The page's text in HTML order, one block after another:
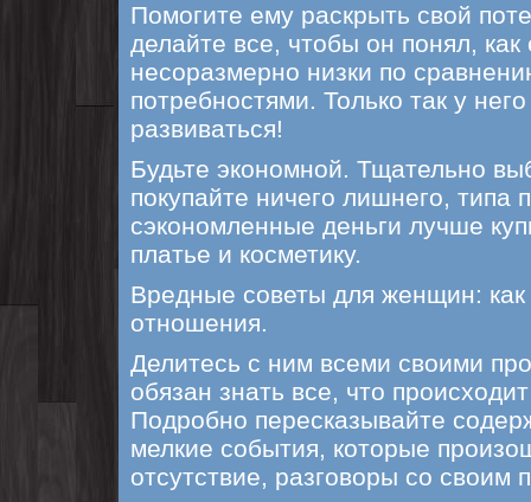
Помогите ему раскрыть свой
делайте все, чтобы он понял, как
несоразмерно низки по
потребностями. Только так у
развиваться!
Будьте экономной. Тщательно
покупайте ничего лишнего, типа
сэкономленные деньги лучше
платье и косметику.
Вредные советы для женщин: как
отношения.
Делитесь с ним всеми своими
обязан знать все, что
Подробно пересказывайте
мелкие события, которые
отсутствие, разговоры со своим